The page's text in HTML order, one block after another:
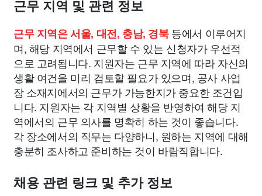
근무 지역 및 관련 정보
근무 지역은 서울, 대전, 충남, 경북등에서 이루어지
며, 해당 지역에서 근무할 수 있는 신청자가 우선적
으로 고려됩니다. 지원자는 근무 지역에 따라 자신의
생활 여건을 미리 검토할 필요가 있으며, 공사 사업
장 소재지에서의 근무가 가능한지가 중요한 조건입
니다. 지원자는 각 지역별 상황을 반영하여 해당 지
역에서의 근무 의사를 명확히 하는 것이 좋습니다.
각 장소에서의 직무는 다양하니, 원하는 지역에 대해
충분히 조사하고 준비하는 것이 바람직합니다.
채용 관련 링크 및 추가 정보